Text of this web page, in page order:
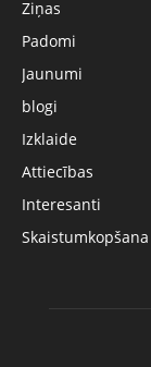
Ziņas
Padomi
Jaunumi
blogi
Izklaide
Attiecības
Interesanti
Skaistumkopšana